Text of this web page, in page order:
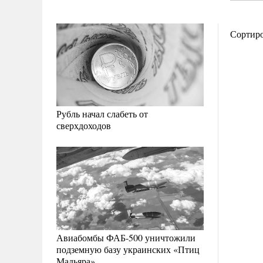
Рубль начал слабеть от
сверхдоходов
Авиабомбы ФАБ-500 уничтожили
подземную базу украинских «Птиц